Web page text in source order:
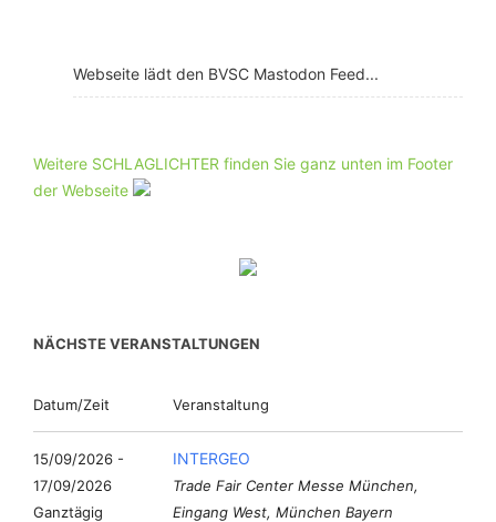
Webseite lädt den BVSC Mastodon Feed...
Weitere SCHLAGLICHTER finden Sie ganz unten im Footer
der Webseite
NÄCHSTE VERANSTALTUNGEN
Datum/Zeit Veranstaltung
15/09/2026 -
17/09/2026
Ganztägig
INTERGEO
Trade Fair Center Messe München,
Eingang West, München Bayern